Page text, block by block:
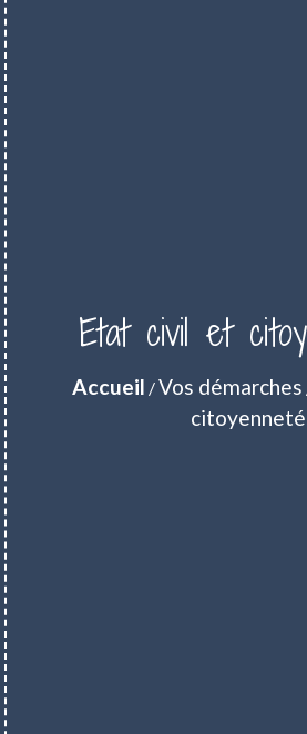
Etat civil et
Accueil /Vos démarches
citoyenneté